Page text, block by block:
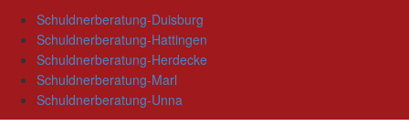
Schuldnerberatung-Duisburg
Schuldnerberatung-Hattingen
Schuldnerberatung-Herdecke
Schuldnerberatung-Marl
Schuldnerberatung-Unna